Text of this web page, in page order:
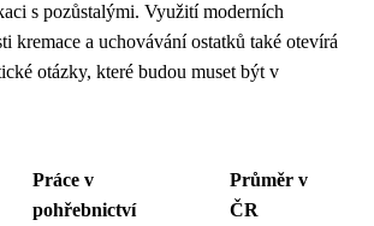
s pozůstalými. Využití moderních
kremace a uchovávání ostatků také otevírá
otázky, které budou muset být v
Práce v
pohřebnictví
Průměr v
ČR